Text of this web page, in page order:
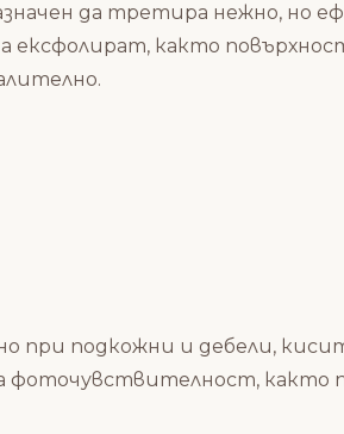
да третира нежно, но
ексфолират, както
при подкожни и дебели,
фоточувствителност, както